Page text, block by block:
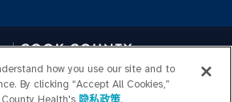
how you use our site and to
By clicking “Accept All Cookies,”